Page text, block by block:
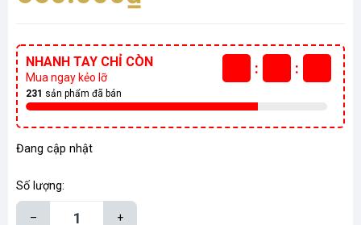
NHANH TAY CHỈ CÒN
Mua ngay kẻo lỡ
: :
231 sản phẩm đã bán
Đang cập nhật
Số lượng:
– +